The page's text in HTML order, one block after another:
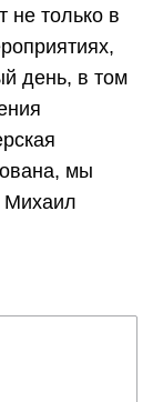
не только в
день, в том
мы
Михаил